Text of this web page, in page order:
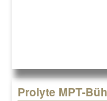
Prolyte MPT-